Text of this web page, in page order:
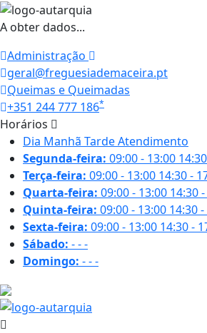
A obter dados...
Administração
geral@freguesiademaceira.pt
Queimas e Queimadas
+351 244 777 186*
Horários
Dia Manhã TardeAtendimento
Segunda-feira: 09:00 - 13:00
Terça-feira: 09:00 - 13:00 14:30 -
Quarta-feira: 09:00 - 13:00 14:30
Quinta-feira: 09:00 - 13:00 14:30
Sexta-feira: 09:00 - 13:00 14:30 -
Sábado: ---
Domingo: ---